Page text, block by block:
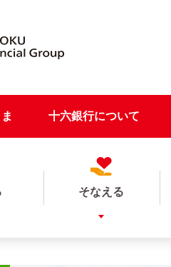
十六銀行について
そなえる